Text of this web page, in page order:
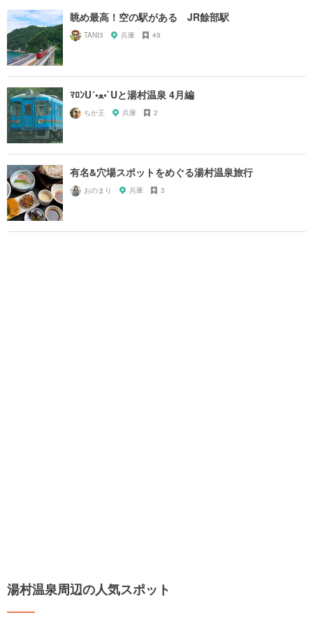
眺め最高！空の駅がある JR餘部駅
TANI3 兵庫 49
ﾏﾛﾝU´•ﻌ•`Uと湯村温泉 4月編
ちか王 兵庫 2
有名&穴場スポットをめぐる湯村温泉旅行
おのまり 兵庫 3
湯村温泉周辺の人気スポット